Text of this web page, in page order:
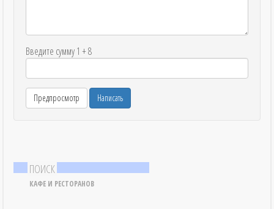
Введите сумму 1 + 8
ПОИСК
КАФЕ И РЕСТОРАНОВ